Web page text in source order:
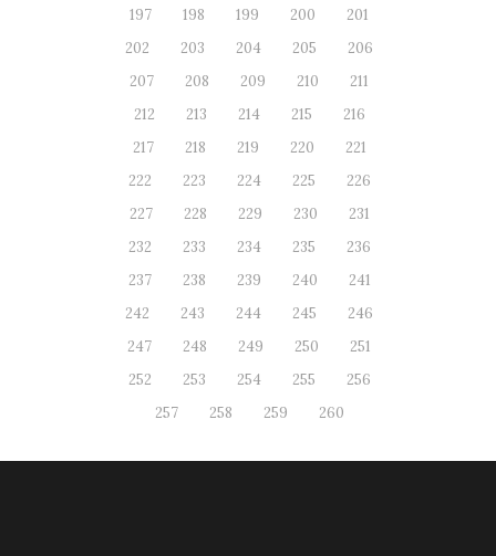
197
198 199 200
201
202
203 204 205
206
207
208 209 210
211
212
213 214 215
216
217
218 219 220
221
222
223 224 225
226
227
228 229 230
231
232
233 234 235
236
237
238 239 240
241
242
243 244 245
246
247
248 249 250
251
252
253 254 255
256
257
258 259 260